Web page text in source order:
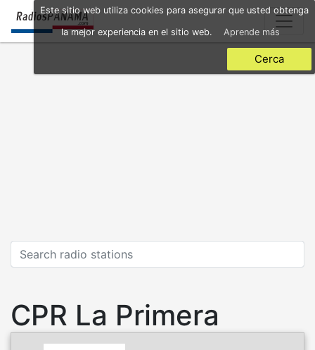
Skip
main
CPR La Primera
Este sitio web utiliza cookies para asegurar que usted obtenga
la mejor experiencia en el sitio web. Aprende más
Cerca